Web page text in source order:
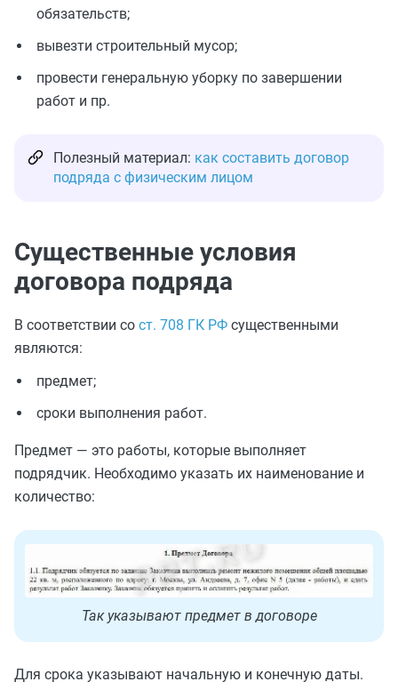
обязательств;
вывезти строительный мусор;
провести генеральную уборку по завершении
работ и пр.
Полезный материал: как составить договор
подряда с физическим лицом
Существенные условия
договора подряда
В соответствии со ст. 708 ГК РФ существенными
являются:
предмет;
сроки выполнения работ.
Предмет — это работы, которые выполняет
подрядчик. Необходимо указать их наименование и
количество:
Так указывают предмет в договоре
Для срока указывают начальную и конечную даты.